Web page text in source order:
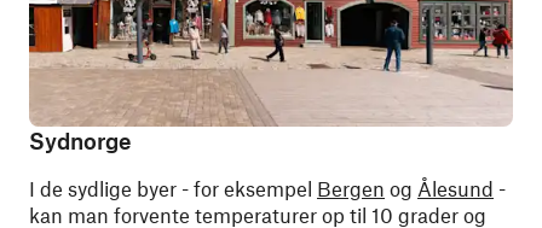
Sydnorge
I de sydlige byer - for eksempel Bergen og Ålesund -
kan man forvente temperaturer op til 10 grader og